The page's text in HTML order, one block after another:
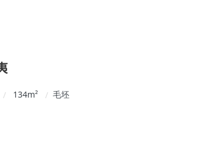
/ 134m² / 毛坯